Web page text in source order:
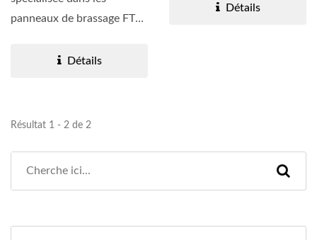
panneaux de brassage FTP
Détails
Détails
Résultat 1 - 2 de 2